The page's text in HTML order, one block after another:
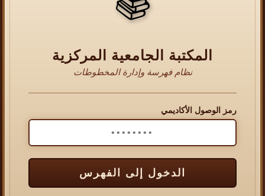
المكتبة الجامعية المركزية
نظام فهرسة وإدارة المخطوطات
رمز الوصول الأكاديمي
الدخول إلى الفهرس